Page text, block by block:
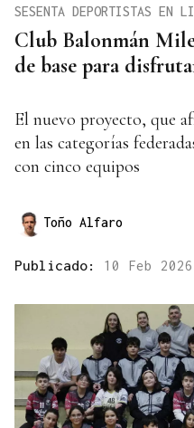
Club Balonmán
de base para
SESENTA DEPORTISTAS EN
El nuevo proyecto, que
en las categorías
con cinco equipos
Toño Alfaro
Publicado: 10 Feb